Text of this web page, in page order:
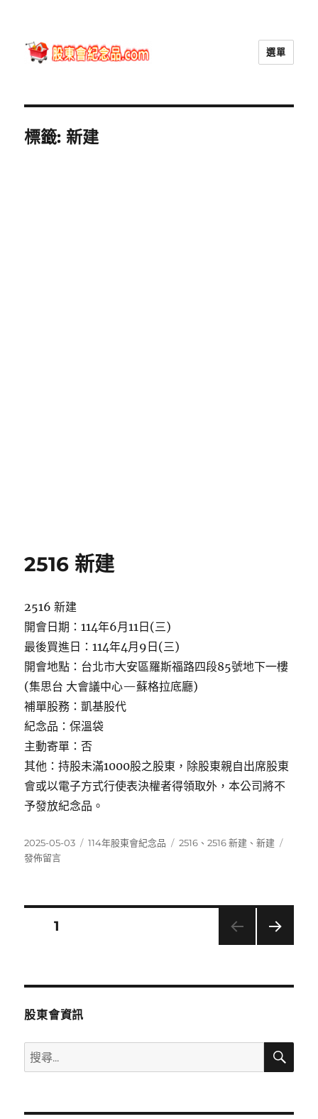
選單
標籤: 新建
2516 新建
2516 新建
開會日期：114年6月11日(三)
最後買進日：114年4月9日(三)
開會地點：台北市大安區羅斯福路四段85號地下一樓
(集思台 大會議中心—蘇格拉底廳)
補單股務：凱基股代
紀念品：保溫袋
主動寄單：否
其他：持股未滿1000股之股東，除股東親自出席股東
會或以電子方式行使表決權者得領取外，本公司將不
予發放紀念品。
發
佈
2025-05-03
分
114年股東會紀念品
標
2516 、2516 新建 、新建
發佈留言
分
頁次1
股東會資訊
搜
尋
鍵
搜